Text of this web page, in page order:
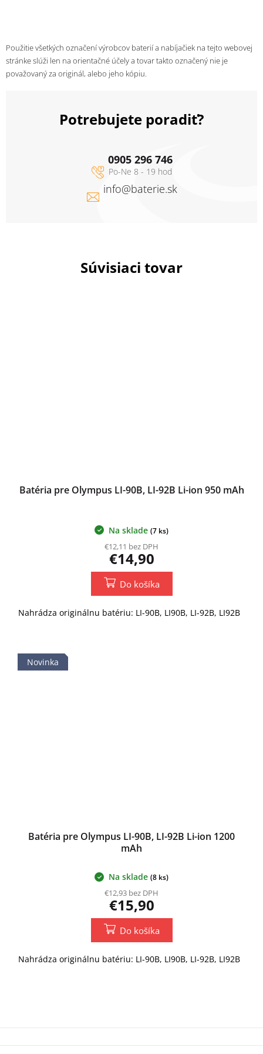
Súvisiaci tovar
Batéria pre Olympus LI-90B, LI-92B Li-ion 950 mAh
Na sklade (7 ks)
€12,11 bez DPH
€14,90
Do košíka
Nahrádza originálnu batériu: LI-90B, LI90B, LI-92B, LI92B
Novinka
Batéria pre Olympus LI-90B, LI-92B Li-ion 1200
mAh
Na sklade (8 ks)
€12,93 bez DPH
€15,90
Do košíka
Nahrádza originálnu batériu: LI-90B, LI90B, LI-92B, LI92B
Použitie všetkých označení výrobcov baterií a nabíjačiek na tejto webovej
stránke slúži len na orientačné účely a tovar takto označený nie je
považovaný za originál, alebo jeho kópiu.
Potrebujete poradiť?
info@baterie.sk
0905 296 746